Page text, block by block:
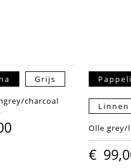
Grijs
charcoal
Linnen
Olle grey/
€